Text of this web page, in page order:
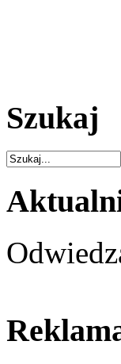
Szukaj